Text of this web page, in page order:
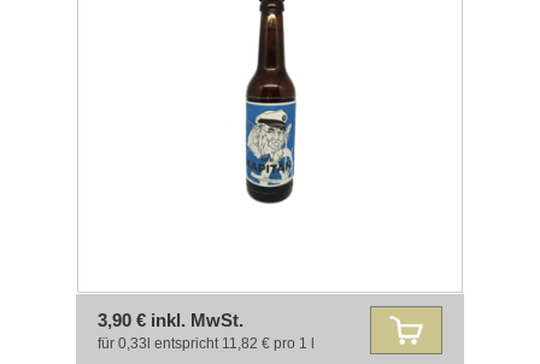
3,90 € inkl. MwSt.
für 0,33l entspricht 11,82 € pro 1 l